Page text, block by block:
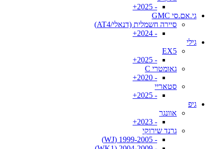
- 2025+
גי.אם.סי GMC
סיירה חשמלית (דנאלי/AT4)
- 2024+
גילי
EX5
- 2025+
גאומטרי C
- 2020+
סטאריי
- 2025+
גיפ
אוונגר
- 2023+
גרנד שירוקי
- 1999-2005 (WJ)